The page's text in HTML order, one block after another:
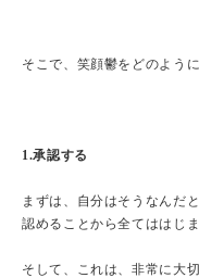
そこで、笑顔鬱をどのよう
1.承認する
まずは、自分はそうなんだと
認めることから全てははじま
そして、これは、非常に大